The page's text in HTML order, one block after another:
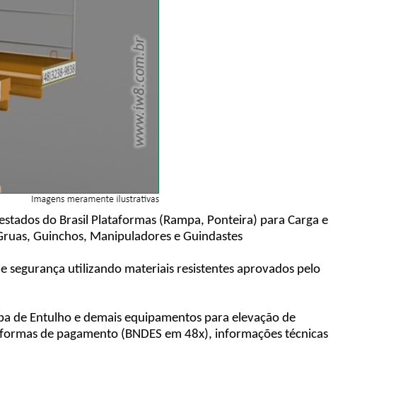
do Brasil Plataformas (Rampa, Ponteira) para Carga e
Guinchos, Manipuladores e Guindastes
segurança utilizando materiais resistentes aprovados pelo
de Entulho e demais equipamentos para elevação de
de pagamento (BNDES em 48x), informações técnicas